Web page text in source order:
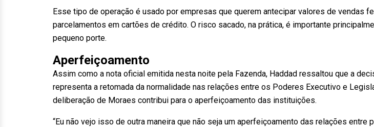
Esse tipo de operação é usado por empresas que querem antecipar valores de vendas
parcelamentos em cartões de crédito. O risco sacado, na prática, é importante
pequeno porte.
Aperfeiçoamento
Assim como a nota oficial emitida nesta noite pela Fazenda, Haddad ressaltou que a
representa a retomada da normalidade nas relações entre os Poderes Executivo e
deliberação de Moraes contribui para o aperfeiçoamento das instituições.
“Eu não vejo isso de outra maneira que não seja um aperfeiçoamento das relações entre